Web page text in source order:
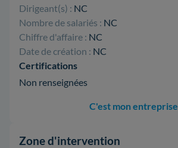
Dirigeant(s) : NC
Nombre de salariés : NC
Chiffre d'affaire : NC
Date de création : NC
Certifications
Non renseignées
C'est mon entreprise
Zone d'intervention